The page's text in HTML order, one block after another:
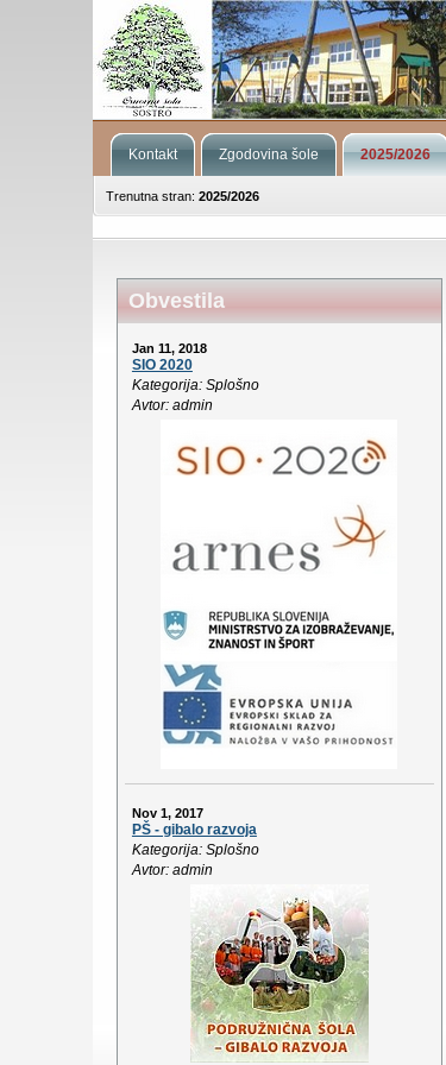
Kontakt Zgodovina šole 2025/2026
Trenutna stran: 2025/2026
Obvestila
Jan 11, 2018
SIO 2020
Kategorija: Splošno
Avtor: admin
Nov 1, 2017
PŠ - gibalo razvoja
Kategorija: Splošno
Avtor: admin